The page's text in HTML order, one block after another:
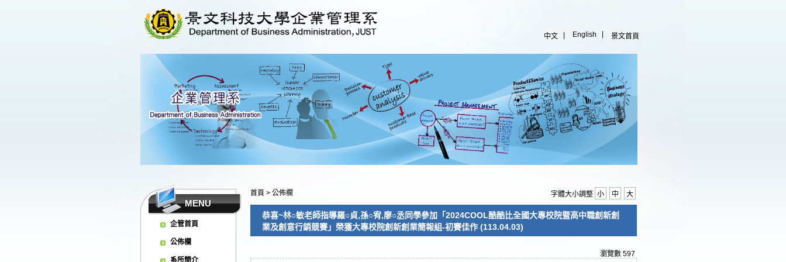
中文 English 景文首頁
MENU
企管首頁
公佈欄
系所簡介
首頁 > 公佈欄 字體大小調整 小 中 大
恭喜~林○敏老師指導羅○貞,孫○宥,廖○丞同學參加「2024COOL酷酷比全國大專校院暨高中職創新創
業及創意行銷競賽」榮獲大專校院創新創業簡報組-初賽佳作 (113.04.03)
瀏覽數 597